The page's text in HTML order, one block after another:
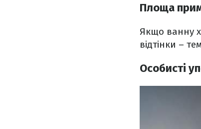
Площа
Якщо ванну
відтінки –
Особисті